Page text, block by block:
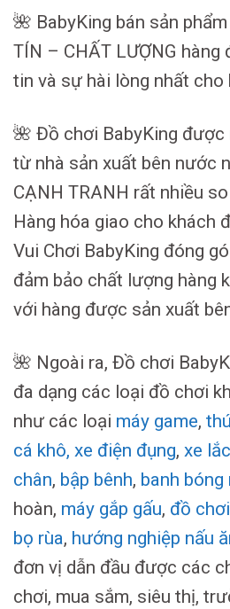
🌺 BabyKing bán sản
TÍN – CHẤT LƯỢNG hàng
tin và sự hài lòng nhất cho
🌺 Đồ chơi BabyKing được
từ nhà sản xuất bên nước
CẠNH TRANH rất nhiều
Hàng hóa giao cho khách
Vui Chơi BabyKing đóng
đảm bảo chất lượng hàng
với hàng được sản xuất
🌺 Ngoài ra, Đồ chơi
đa dạng các loại đồ chơi
như các loại máy game,
cá khô, xe điện đụng, xe
chân, bập bênh, banh bóng
hoàn, máy gắp gấu, đồ
bọ rùa, hướng nghiệp nấu
đơn vị dẫn đầu được các
chơi, mua sắm, siêu thị,